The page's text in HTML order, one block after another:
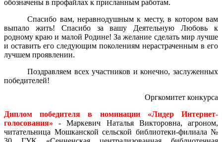
обозначены в профайлах к присланным работам.
Спасибо вам, неравнодушным к месту, в котором вам
выпало жить! Спасибо за вашу Деятельную Любовь к
родному краю и малой Родине! За желание сделать мир лучше
и оставить его следующим поколениям нерастраченным в его
лучшем проявлении.
Поздравляем всех участников и конечно, заслуженных
победителей!
Оргкомитет конкурса
Диплом победителя в номинации «Лидер Интернет-
голосования» - Маркевич Наталья Викторовна, агроном,
читательница Мошканской сельской библиотеки-филиала №